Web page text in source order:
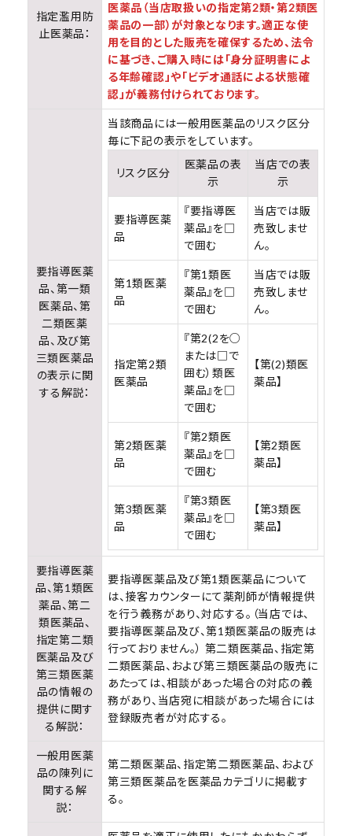
指定濫用防
止医薬品：
医薬品（当店取扱いの指定第2類・第2類医
薬品の一部）が対象となります。適正な使
用を目的とした販売を確保するため、法令
に基づき、ご購入時には「身分証明書によ
る年齢確認」や「ビデオ通話による状態確
認」が義務付けられております。
要指導医薬
品、第一類
医薬品、第
二類医薬
品、及び第
三類医薬品
の表示に関
する解説：
当該商品には一般用医薬品のリスク区分
毎に下記の表示をしています。
リスク区分
医薬品の表
示
当店での表
示
要指導医薬
品
『要指導医
薬品』を□
で囲む
当店では販
売致しませ
ん。
第1類医薬
品
『第1類医
薬品』を□
で囲む
当店では販
売致しませ
ん。
指定第2類
医薬品
『第2(2を○
または□で
囲む）類医
薬品』を□
で囲む
【第(2)類医
薬品】
第2類医薬
品
『第2類医
薬品』を□
で囲む
【第2類医
薬品】
第3類医薬
品
『第3類医
薬品』を□
で囲む
【第3類医
薬品】
要指導医薬
品、第1類医
薬品、第二
類医薬品、
指定第二類
医薬品及び
第三類医薬
品の情報の
提供に関す
る解説：
要指導医薬品及び第1類医薬品について
は、接客カウンターにて薬剤師が情報提供
を行う義務があり、対応する。（当店では、
要指導医薬品及び、第1類医薬品の販売は
行っておりません。） 第二類医薬品、指定第
二類医薬品、および第三類医薬品の販売に
あたっては、相談があった場合の対応の義
務があり、当店宛に相談があった場合には
登録販売者が対応する。
一般用医薬
品の陳列に
関する解
説：
第二類医薬品、指定第二類医薬品、および
第三類医薬品を医薬品カテゴリに掲載す
る。